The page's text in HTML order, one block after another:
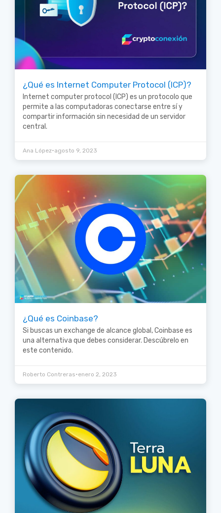
¿Qué es Internet Computer Protocol (ICP)?
Internet computer protocol (ICP) es un protocolo que
permite a las computadoras conectarse entre sí y
compartir información sin necesidad de un servidor
central.
Ana López•agosto 9, 2023
¿Qué es Coinbase?
Si buscas un exchange de alcance global, Coinbase es
una alternativa que debes considerar. Descúbrelo en
este contenido.
Roberto Contreras•enero 2, 2023